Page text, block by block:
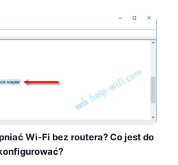
Wi-Fi bez routera? Co jest do